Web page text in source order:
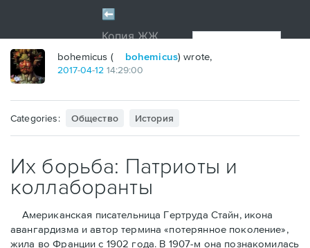
bohemicus ( bohemicus) wrote,
2017-04-12 14:29:00
Categories: Общество История
Их борьба: Патриоты и
коллаборанты
Американская писательница Гертруда Стайн, икона
авангардизма и автор термина «потерянное поколение»,
жила во Франции с 1902 года. В 1907-м она познакомилась